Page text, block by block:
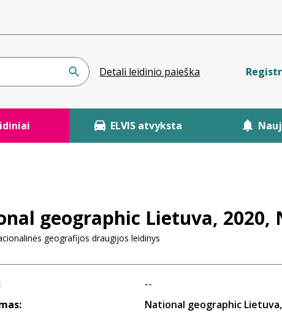
Detali leidinio paieška
ELVIS atvyksta
geographic Lietuva, 2020,
geografijos draugijos leidinys
--
National geographic Lietuva,